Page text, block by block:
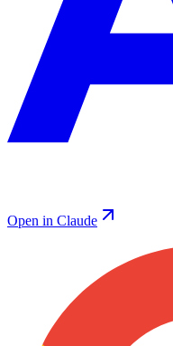
Open in Claude